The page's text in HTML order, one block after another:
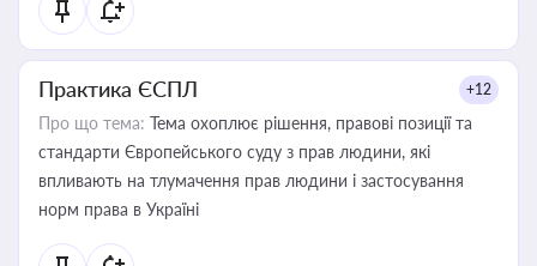
Практика ЄСПЛ +12
Про що тема: Тема охоплює рішення, правові позиції та
стандарти Європейського суду з прав людини, які
впливають на тлумачення прав людини і застосування
норм права в Україні